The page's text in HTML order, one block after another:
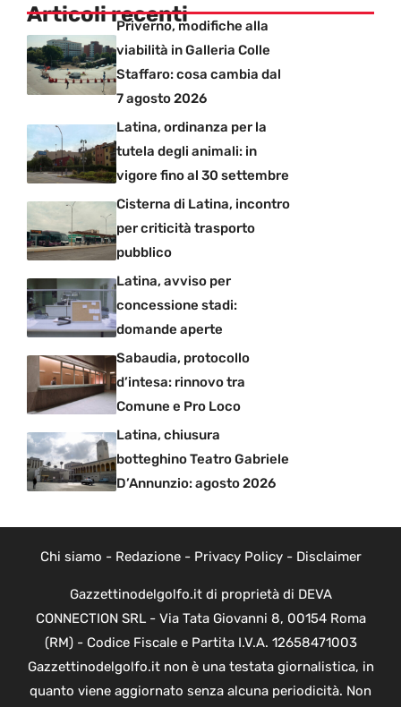
Articoli recentiPriverno, modifiche alla
viabilità in Galleria Colle
Staffaro: cosa cambia dal
7 agosto 2026
Latina, ordinanza per la
tutela degli animali: in
vigore fino al 30 settembre
Cisterna di Latina, incontro
per criticità trasporto
pubblico
Latina, avviso per
concessione stadi:
domande aperte
Sabaudia, protocollo
d’intesa: rinnovo tra
Comune e Pro Loco
Latina, chiusura
botteghino Teatro Gabriele
D’Annunzio: agosto 2026
Chi siamo - Redazione- Privacy Policy- Disclaimer
Gazzettinodelgolfo.it di proprietà di DEVA
CONNECTION SRL - Via Tata Giovanni 8, 00154 Roma
(RM) - Codice Fiscale e Partita I.V.A. 12658471003
Gazzettinodelgolfo.it non è una testata giornalistica, in
quanto viene aggiornato senza alcuna periodicità. Non